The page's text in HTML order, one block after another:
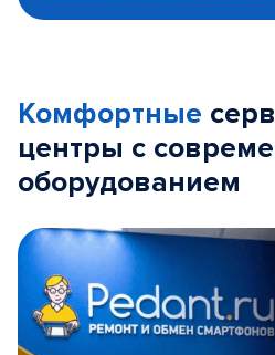
Комфортные
центры с
оборудованием